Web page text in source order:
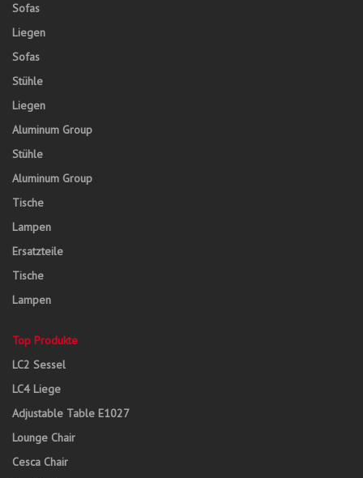
Sofas
Liegen
Sofas
Stühle
Liegen
Aluminum Group
Stühle
Aluminum Group
Tische
Lampen
Ersatzteile
Tische
Lampen
Top Produkte
LC2 Sessel
LC4 Liege
Adjustable Table E1027
Lounge Chair
Cesca Chair